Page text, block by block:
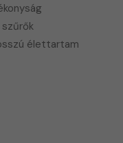
szűrők
élettartam